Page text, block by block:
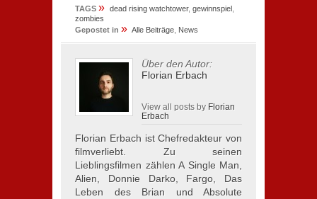
TAGS » dead rising watchtower, gewinnspiel
zombies
Gepostet in » Alle Beiträge News
Über den Autor:
Florian Erbach
View all posts by Florian
Erbach
Florian Erbach ist Chefredakteur von
filmverliebt. Zu seinen
Lieblingsfilmen zählen A Single Man,
Alien, Donnie Darko, Fargo, Das
Leben des Brian und Absolute